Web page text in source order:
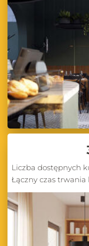
Liczba dostępnych
Łączny czas trwania